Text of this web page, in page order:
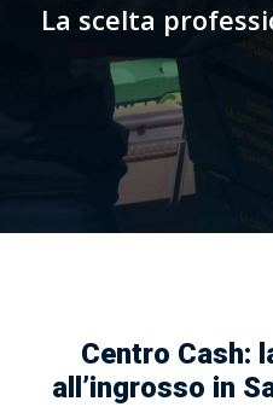
La scelta
Centro Cash:
all’ingrosso in